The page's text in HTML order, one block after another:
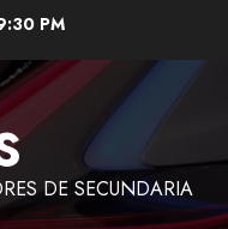
PM
DE SECUNDARIA